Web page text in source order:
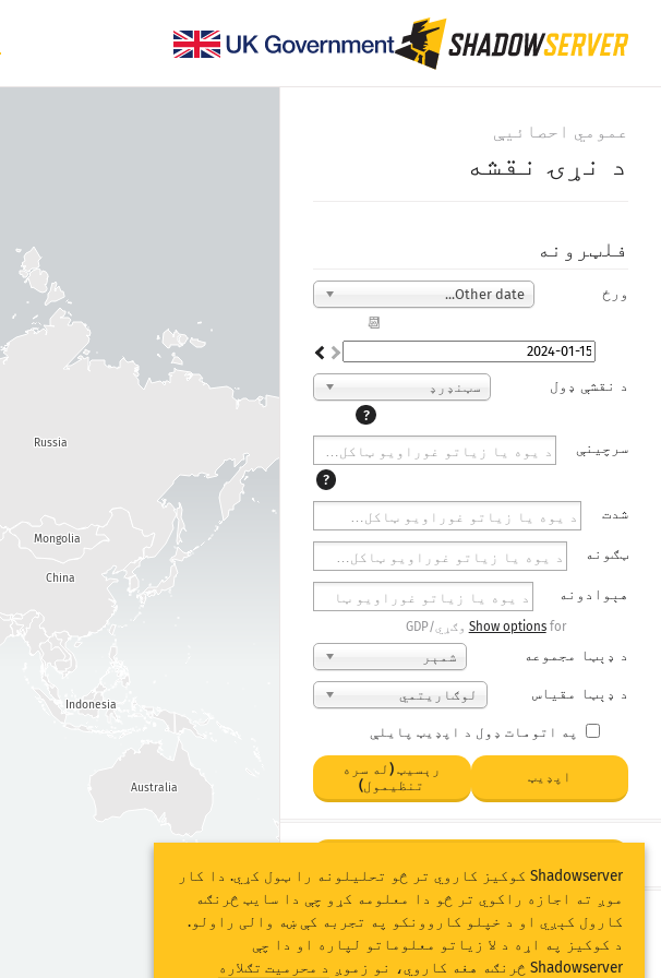
عمومي احصائیې
د نړۍ نقشه
فلټرونه
ورځ Other date...
📆
د نقشې ډول
سټنډرډ
?
سرچینې
?
شدت
ټګونه
هېوادونه
Show optionsfor وګړي/GDP
د ډېټا مجموعه شمېر
د ډېټا مقیاس لوګاریتمي
په اتومات ډول د اپډیټ پایلې
اپډیټ
رېسیټ (له سره
تنظیمول)
لیجنډ (افسانوي)
راپور شوي بېسارې IP ګانې
Indonesia
China
Mongolia
Russia
Australia
Shadowserver کوکیز کاروي تر څو تحلیلونه را ټول کړي. دا کار
موږ ته اجازه راکوي تر څو دا معلومه کړو چې دا سایټ څرنګه
کارول کېږي او د خپلو کاروونکو په تجربه کې ښه والی راولو.
د کوکیز په اړه د لا زیاتو معلوماتو لپاره او دا چې
Shadowserver څرنګه هغه کاروي، نو زموږ
د محرمیت تګلاره